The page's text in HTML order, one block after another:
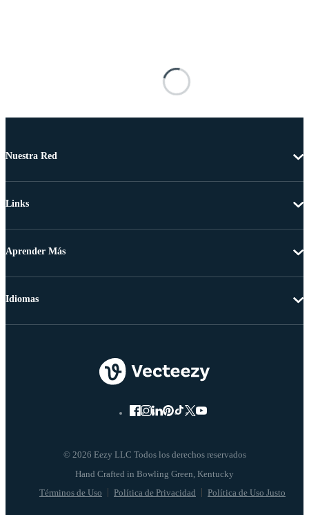
Nuestra Red
Links
Aprender Más
© 2026 Eezy LLC Todos los derechos reservados
Términos de Uso Política de Privacidad Política de Uso Justo
Idiomas